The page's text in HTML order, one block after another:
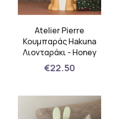
Atelier Pierre
Κουμπαράς Hakuna
Λιονταράκι - Honey
€22.50